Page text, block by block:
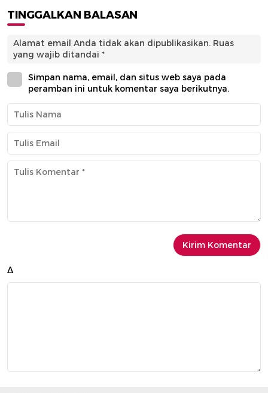
TINGGALKAN BALASAN
Alamat email Anda tidak akan dipublikasikan. Ruas
yang wajib ditandai *
Simpan nama, email, dan situs web saya pada
peramban ini untuk komentar saya berikutnya.
Δ